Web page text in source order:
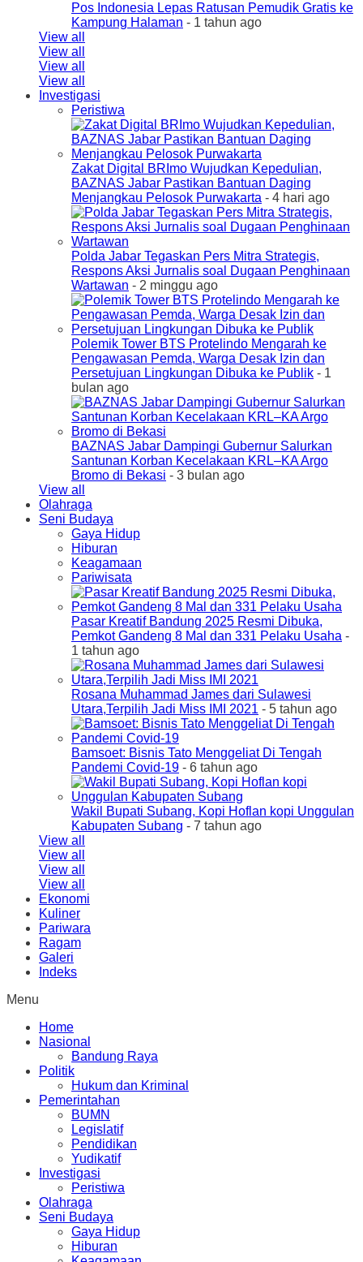
Pos Indonesia Lepas Ratusan Pemudik Gratis ke
Kampung Halaman - 1 tahun ago
View all
View all
View all
View all
Investigasi
Peristiwa
Zakat Digital BRImo Wujudkan Kepedulian,
BAZNAS Jabar Pastikan Bantuan Daging
Menjangkau Pelosok Purwakarta - 4 hari ago
Polda Jabar Tegaskan Pers Mitra Strategis,
Respons Aksi Jurnalis soal Dugaan Penghinaan
Wartawan - 2 minggu ago
Polemik Tower BTS Protelindo Mengarah ke
Pengawasan Pemda, Warga Desak Izin dan
Persetujuan Lingkungan Dibuka ke Publik - 1
bulan ago
BAZNAS Jabar Dampingi Gubernur Salurkan
Santunan Korban Kecelakaan KRL–KA Argo
Bromo di Bekasi - 3 bulan ago
View all
Olahraga
Seni Budaya
Gaya Hidup
Hiburan
Keagamaan
Pariwisata
Pasar Kreatif Bandung 2025 Resmi Dibuka,
Pemkot Gandeng 8 Mal dan 331 Pelaku Usaha -
1 tahun ago
Rosana Muhammad James dari Sulawesi
Utara,Terpilih Jadi Miss IMI 2021 - 5 tahun ago
Bamsoet: Bisnis Tato Menggeliat Di Tengah
Pandemi Covid-19 - 6 tahun ago
Wakil Bupati Subang, Kopi Hoflan kopi Unggulan
Kabupaten Subang - 7 tahun ago
View all
View all
View all
View all
Ekonomi
Kuliner
Pariwara
Ragam
Galeri
Indeks
Menu
Home
Nasional
Bandung Raya
Politik
Hukum dan Kriminal
Pemerintahan
BUMN
Legislatif
Pendidikan
Yudikatif
Investigasi
Peristiwa
Olahraga
Seni Budaya
Gaya Hidup
Hiburan